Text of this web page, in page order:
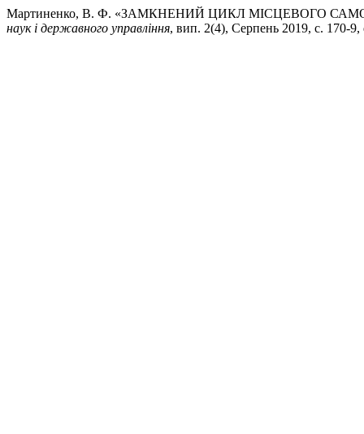
Мартиненко, В. Ф. «ЗАМКНЕНИЙ ЦИКЛ МІСЦЕВОГО
наук і державного управління, вип. 2(4), Серпень 2019, с. 170-